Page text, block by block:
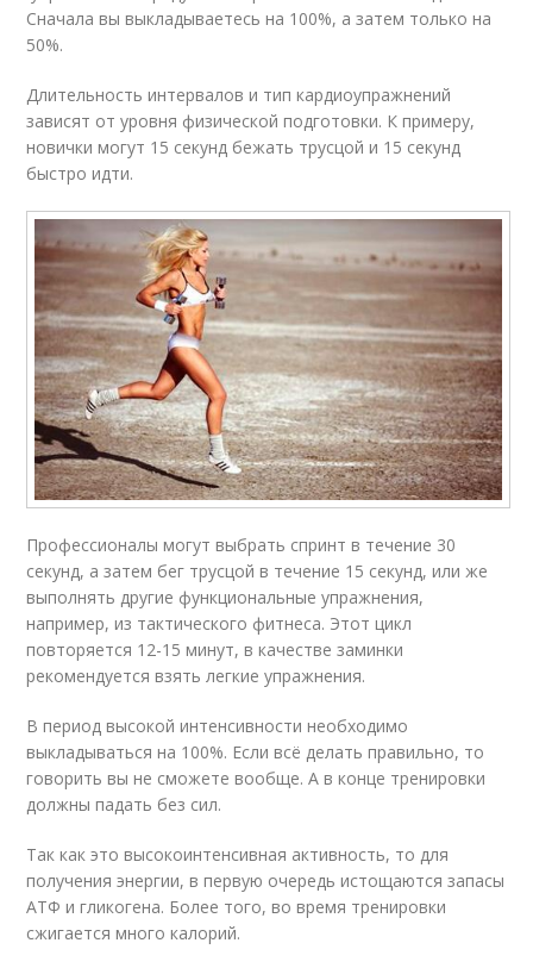
Сначала вы выкладываетесь на 100%, а затем только на
50%.
Длительность интервалов и тип кардиоупражнений
зависят от уровня физической подготовки. К примеру,
новички могут 15 секунд бежать трусцой и 15 секунд
быстро идти.
Профессионалы могут выбрать спринт в течение 30
секунд, а затем бег трусцой в течение 15 секунд, или же
выполнять другие функциональные упражнения,
например, из тактического фитнеса. Этот цикл
повторяется 12-15 минут, в качестве заминки
рекомендуется взять легкие упражнения.
В период высокой интенсивности необходимо
выкладываться на 100%. Если всё делать правильно, то
говорить вы не сможете вообще. А в конце тренировки
должны падать без сил.
Так как это высокоинтенсивная активность, то для
получения энергии, в первую очередь истощаются запасы
АТФ и гликогена. Более того, во время тренировки
сжигается много калорий.